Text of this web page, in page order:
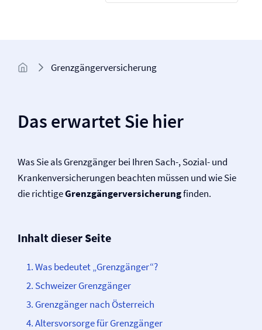
Grenzgänger­versicherung
Das erwartet Sie hier
Was Sie als Grenzgänger bei Ihren Sach-, Sozial- und
Kranken­versicherungen beachten müssen und wie Sie
die richtigeGrenzgänger­versicherungfinden.
Inhalt dieser Seite
Was bedeutet „Grenzgänger“?
Schweizer Grenzgänger
Grenzgänger nach Österreich
Altersvorsorge für Grenzgänger